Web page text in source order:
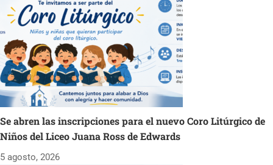
Se abren las inscripciones para el nuevo Coro Litúrgico de
Niños del Liceo Juana Ross de Edwards
5 agosto, 2026